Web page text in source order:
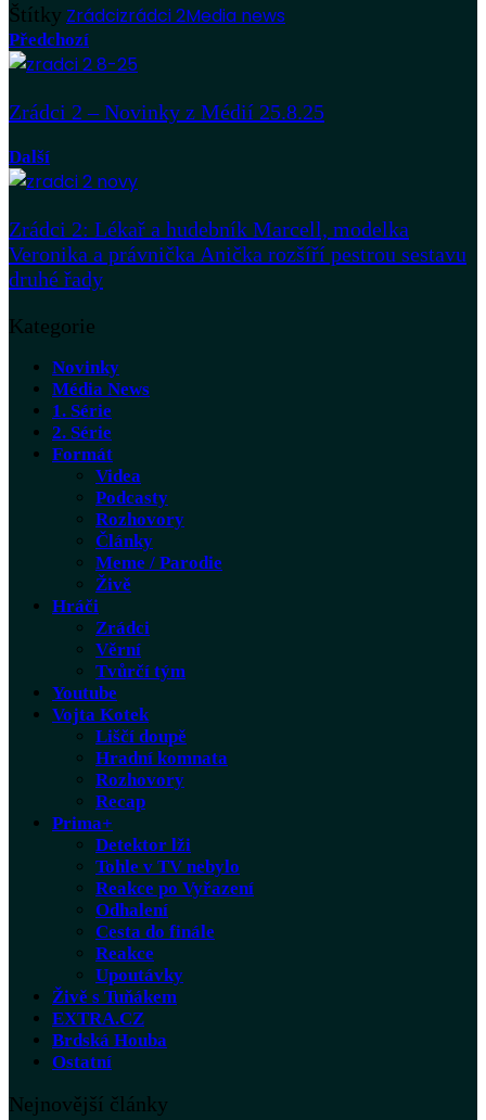
Štítky Zrádcizrádci 2Media news
Předchozí
Zrádci 2 – Novinky z Médií 25.8.25
Další
Zrádci 2: Lékař a hudebník Marcell, modelka
Veronika a právnička Anička rozšíří pestrou sestavu
druhé řady
Kategorie
Novinky
Média News
1. Série
2. Série
Formát
Videa
Podcasty
Rozhovory
Články
Meme / Parodie
Živě
Hráči
Zrádci
Věrní
Tvůrčí tým
Youtube
Vojta Kotek
Liščí doupě
Hradní komnata
Rozhovory
Recap
Prima+
Detektor lži
Tohle v TV nebylo
Reakce po Vyřazení
Odhalení
Cesta do finále
Reakce
Upoutávky
Živě s Tuňákem
EXTRA.CZ
Brdská Houba
Ostatní
Nejnovější články